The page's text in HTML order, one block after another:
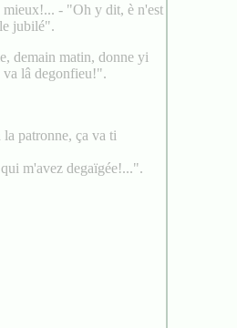
mieux!... - "Oh y dit, è n'est
jubilé".
demain matin, donne yi
va lâ degonfieu!".
patronne, ça va ti
m'avez degaïgée!...".